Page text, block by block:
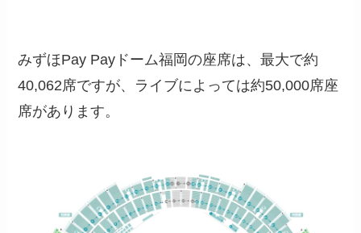
みずほPay Payドーム福岡の座席は、最大で約
40,062席ですが、ライブによっては約50,000席座
席があります。